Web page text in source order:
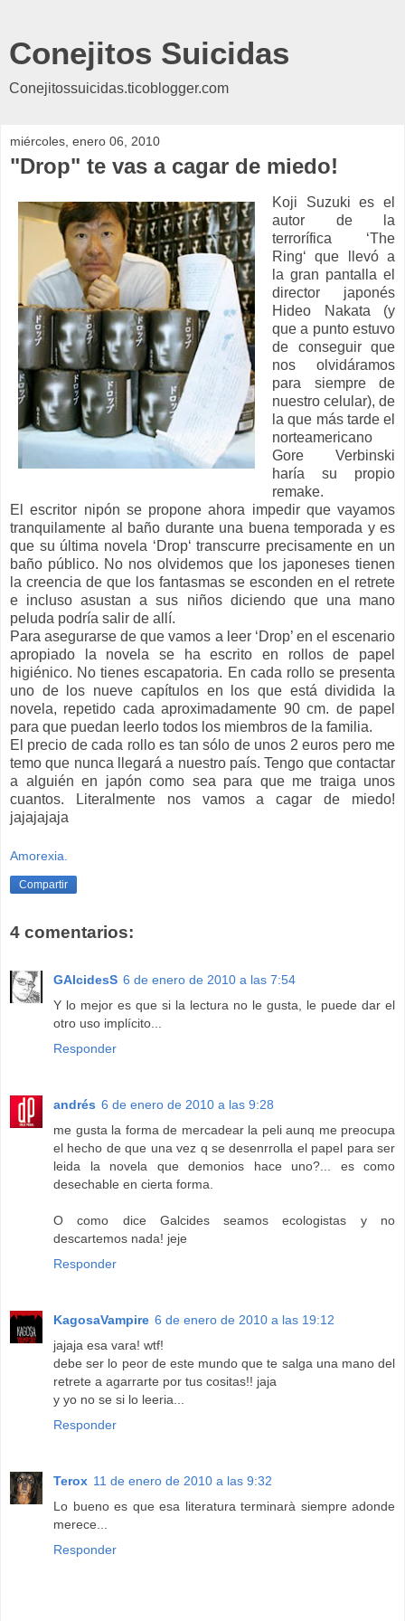
Conejitos Suicidas
Conejitossuicidas.ticoblogger.com
miércoles, enero 06, 2010
"Drop" te vas a cagar de miedo!
Koji Suzuki es el
autor de la
terrorífica ‘The
Ring‘ que llevó a
la gran pantalla el
director japonés
Hideo Nakata (y
que a punto estuvo
de conseguir que
nos olvidáramos
para siempre de
nuestro celular), de
la que más tarde el
norteamericano
Gore Verbinski
haría su propio
remake.
El escritor nipón se propone ahora impedir que vayamos
tranquilamente al baño durante una buena temporada y es
que su última novela ‘Drop‘ transcurre precisamente en un
baño público. No nos olvidemos que los japoneses tienen
la creencia de que los fantasmas se esconden en el retrete
e incluso asustan a sus niños diciendo que una mano
peluda podría salir de allí.
Para asegurarse de que vamos a leer ‘Drop’ en el escenario
apropiado la novela se ha escrito en rollos de papel
higiénico. No tienes escapatoria. En cada rollo se presenta
uno de los nueve capítulos en los que está dividida la
novela, repetido cada aproximadamente 90 cm. de papel
para que puedan leerlo todos los miembros de la familia.
El precio de cada rollo es tan sólo de unos 2 euros pero me
temo que nunca llegará a nuestro país. Tengo que contactar
a alguién en japón como sea para que me traiga unos
cuantos. Literalmente nos vamos a cagar de miedo!
jajajajaja
Amorexia.
Compartir
4 comentarios:
GAlcidesS 6 de enero de 2010 a las 7:54
Y lo mejor es que si la lectura no le gusta, le puede dar el
otro uso implícito...
Responder
andrés 6 de enero de 2010 a las 9:28
me gusta la forma de mercadear la peli aunq me preocupa
el hecho de que una vez q se desenrrolla el papel para ser
leida la novela que demonios hace uno?... es como
desechable en cierta forma.
O como dice Galcides seamos ecologistas y no
descartemos nada! jeje
Responder
KagosaVampire 6 de enero de 2010 a las 19:12
jajaja esa vara! wtf!
debe ser lo peor de este mundo que te salga una mano del
retrete a agarrarte por tus cositas!! jaja
y yo no se si lo leeria...
Responder
Terox 11 de enero de 2010 a las 9:32
Lo bueno es que esa literatura terminarà siempre adonde
merece...
Responder